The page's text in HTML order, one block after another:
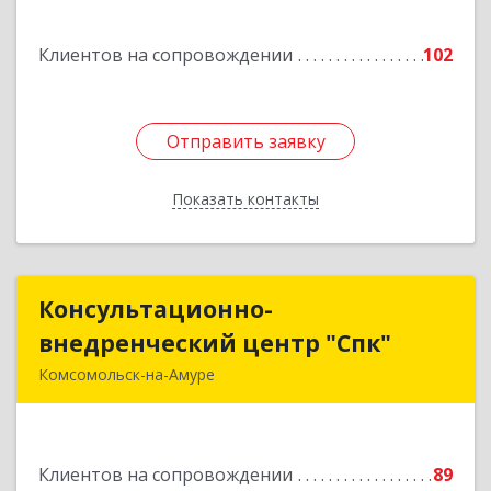
Клиентов на сопровождении 102
Отправить заявку
Показать контакты
Подробнее
Отправить заявку
Назад
Консультационно-
внедренческий центр "Спк"
Комсомольск-на-Амуре
Клиентов на сопровождении 89
Консультационно-
внедренческий центр "Спк"
Подробнее